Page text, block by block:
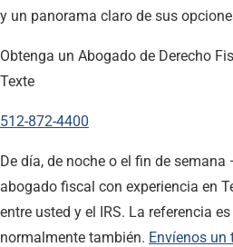
y un panorama claro de sus
Obtenga un Abogado de Derecho
Texte
512-872-4400
De día, de noche o el fin de
abogado fiscal con experiencia en
entre usted y el IRS. La referencia
normalmente también. Envíenos un